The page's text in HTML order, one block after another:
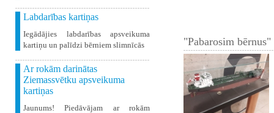
Labdarības kartiņas
Iegādājies labdarības apsveikuma
kartiņu un palīdzi bērniem slimnīcās
Ar rokām darinātas
Ziemassvētku apsveikuma
kartiņas
Jaunums! Piedāvājam ar rokām
"Pabarosim